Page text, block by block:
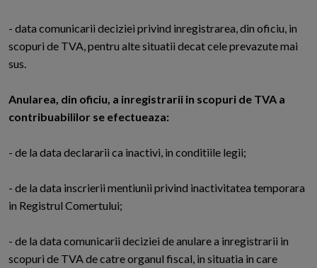
- data comunicarii deciziei privind inregistrarea, din oficiu, in
scopuri de TVA, pentru alte situatii decat cele prevazute mai
sus.
Anularea, din oficiu, a inregistrarii in scopuri de TVA a
contribuabililor se efectueaza:
- de la data declararii ca inactivi, in conditiile legii;
- de la data inscrierii mentiunii privind inactivitatea temporara
in Registrul Comertului;
- de la data comunicarii deciziei de anulare a inregistrarii in
scopuri de TVA de catre organul fiscal, in situatia in care